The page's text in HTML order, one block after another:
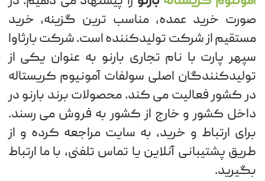
صورت خرید عمده، مناسب ترین گزینه، خرید
مستقیم از شرکت تولیدکننده است. شرکت بارثاوا
سپهر پارت با نام تجاری بارنو به عنوان یکی از
تولیدکنندگان اصلی سولفات آمونیوم کریستاله
در کشور فعالیت می کند. محصولات برند بارنو در
داخل کشور و خارج از کشور به فروش می رسند.
برای ارتباط و خرید، به سایت مراجعه کرده و از
طریق پشتیبانی آنلاین یا تماس تلفنی، با ما ارتباط
بگیرید.